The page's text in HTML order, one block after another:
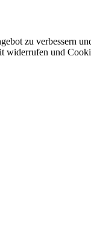
zu verbessern
widerrufen und